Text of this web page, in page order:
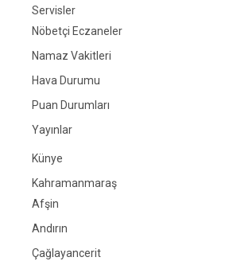
Servisler
Nöbetçi Eczaneler
Namaz Vakitleri
Hava Durumu
Puan Durumları
Yayınlar
Künye
Kahramanmaraş
Afşin
Andırın
Çağlayancerit